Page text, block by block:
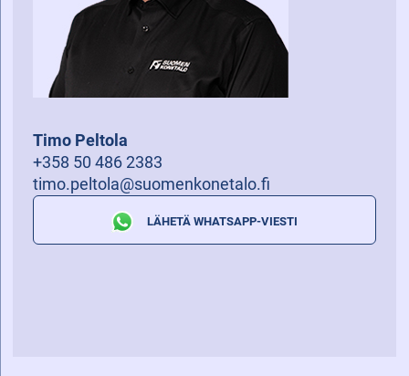
Timo Peltola
+358 50 486 2383
timo.peltola@suomenkonetalo.fi
LÄHETÄ WHATSAPP-VIESTI